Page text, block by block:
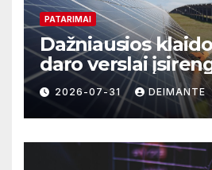
PATARIMAI
Dažniausios
daro verslai
saulės elektrinę
2026-07-31 DEIMANTE